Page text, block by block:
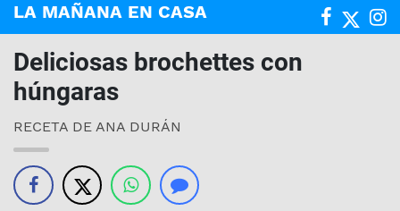
LA MAÑANA EN CASA
Deliciosas brochettes con
húngaras
RECETA DE ANA DURÁN